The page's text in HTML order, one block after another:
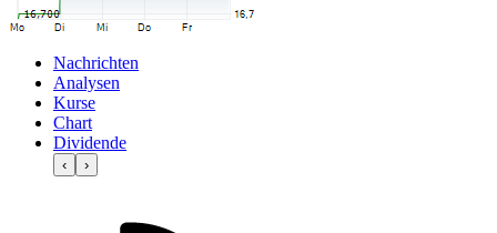
Nachrichten
Analysen
Kurse
Chart
Dividende
‹ ›